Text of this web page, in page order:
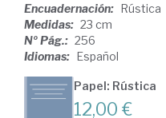
Encuadernación: Rústica
Medidas: 23 cm
Nº Pág.: 256
Idiomas: Español
Papel: Rústica
12,00 €